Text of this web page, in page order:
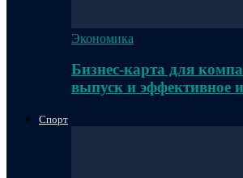
Экономика
Бизнес-карта для
выпуск и эффективное
Спорт